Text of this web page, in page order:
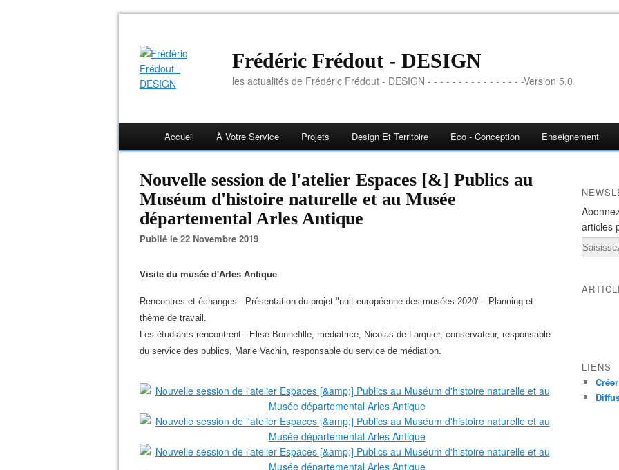
Frédéric Frédout - DESIGN
les actualités de Frédéric Frédout - DESIGN - - - - - - - - - - - - - - - -Version 5.0
Accueil À Votre Service Projets Design Et Territoire Eco - Conception Enseignement
Nouvelle session de l'atelier Espaces [&] Publics au
Muséum d'histoire naturelle et au Musée
départemental Arles Antique
Publié le 22 Novembre 2019
Visite du musée d'Arles Antique
Rencontres et échanges - Présentation du projet "nuit européenne des musées 2020" - Planning et
thème de travail.
Les étudiants rencontrent : Elise Bonnefille, médiatrice, Nicolas de Larquier, conservateur, responsable
du service des publics, Marie Vachin, responsable du service de médiation.
articles
Email
LIENS
Créer